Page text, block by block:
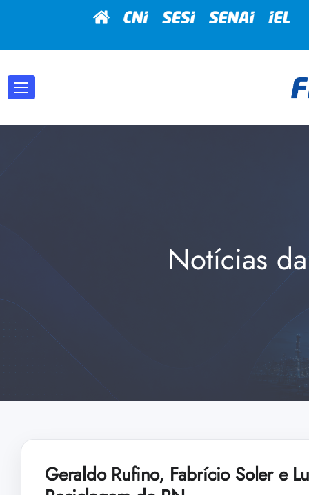
Notícias
Geraldo Rufino, Fabrício Soler e